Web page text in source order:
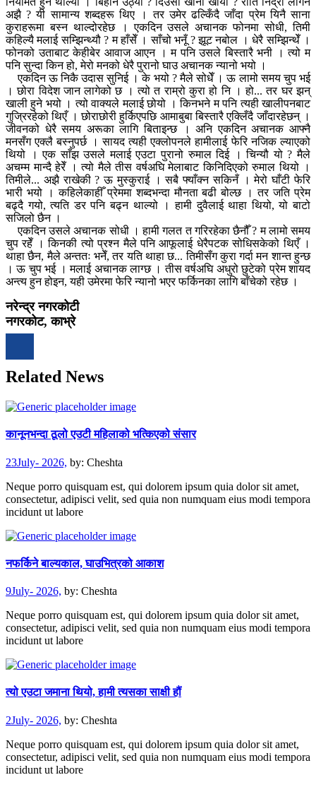
अझै ? यी सामान्य शब्दहरू थिए । तर उमेर ढल्किँदै जाँदा प्रेम यिनै साना
कुराहरूमा बस्न थाल्दोरहेछ । एकदिन उसले अचानक फोनमा सोधी, तिमी
कहिल्यै मलाई सम्झिन्थ्यौ ? म हाँसेँ । साँचो भनूँ ? झूट नबोल । धेरै सम्झिन्थेँ ।
फोनको उताबाट केहीबेर आवाज आएन । म पनि उसले बिस्तारै भनी । त्यो म
पनि सुन्दा किन हो, मेरो मनको धेरै पुरानो घाउ अचानक न्यानो भयो ।
एकदिन ऊ निकै उदास सुनिई । के भयो ? मैले सोधेँ । ऊ लामो समय चुप भई
। छोरा विदेश जान लागेको छ । त्यो त राम्रो कुरा हो नि । हो... तर घर झन्
खाली हुने भयो । त्यो वाक्यले मलाई छोयो । किनभने म पनि त्यही खालीपनबाट
गुज्रिरहेको थिएँ । छोराछोरी हुर्किएपछि आमाबुबा बिस्तारै एक्लिँदै जाँदारहेछन् ।
जीवनको धेरै समय अरूका लागि बिताइन्छ । अनि एकदिन अचानक आफ्नै
मनसँग एक्लै बस्नुपर्छ । सायद त्यही एक्लोपनले हामीलाई फेरि नजिक ल्याएको
थियो । एक साँझ उसले मलाई एउटा पुरानो रुमाल दिई । चिन्यौ यो ? मैले
अचम्म मान्दै हेरेँ । त्यो मैले तीस वर्षअघि मेलाबाट किनिदिएको रुमाल थियो ।
तिमीले... अझै राखेकी ? ऊ मुस्कुराई । सबै फ्याँक्न सकिनँ । मेरो घाँटी फेरि
भारी भयो । कहिलेकाहीँ प्रेममा शब्दभन्दा मौनता बढी बोल्छ । तर जति प्रेम
बढ्दै गयो, त्यति डर पनि बढ्न थाल्यो । हामी दुवैलाई थाहा थियो, यो बाटो
सजिलो छैन ।
एकदिन उसले अचानक सोधी । हामी गलत त गरिरहेका छैनौँ ? म लामो समय
चुप रहेँ । किनकी त्यो प्रश्न मैले पनि आफूलाई धेरैपटक सोधिसकेको थिएँ ।
थाहा छैन, मैले अन्ततः भनेँ, तर यति थाहा छ... तिमीसँग कुरा गर्दा मन शान्त हुन्छ
। ऊ चुप भई । मलाई अचानक लाग्छ । तीस वर्षअघि अधुरो छुटेको प्रेम शायद
अन्त्य हुन होइन, यही उमेरमा फेरि न्यानो भएर फर्किनका लागि बाँचेको रहेछ ।
नरेन्द्र नगरकोटी
नगरकोट, काभ्रे
Related News
कानूनभन्दा ठूलो एउटी महिलाको भत्किएको संसार
23July- 2026, by: Cheshta
Neque porro quisquam est, qui dolorem ipsum quia dolor sit amet,
consectetur, adipisci velit, sed quia non numquam eius modi tempora
incidunt ut labore
नफर्किने बाल्यकाल, घाउभित्रको आकाश
9July- 2026, by: Cheshta
Neque porro quisquam est, qui dolorem ipsum quia dolor sit amet,
consectetur, adipisci velit, sed quia non numquam eius modi tempora
incidunt ut labore
त्यो एउटा जमाना थियो, हामी त्यसका साक्षी हौं
2July- 2026, by: Cheshta
Neque porro quisquam est, qui dolorem ipsum quia dolor sit amet,
consectetur, adipisci velit, sed quia non numquam eius modi tempora
incidunt ut labore